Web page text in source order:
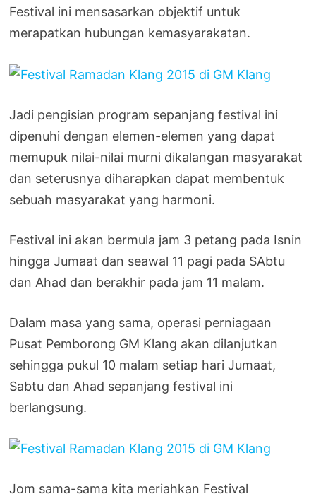
Festival ini mensasarkan objektif untuk
merapatkan hubungan kemasyarakatan.
Jadi pengisian program sepanjang festival ini
dipenuhi dengan elemen-elemen yang dapat
memupuk nilai-nilai murni dikalangan masyarakat
dan seterusnya diharapkan dapat membentuk
sebuah masyarakat yang harmoni.
Festival ini akan bermula jam 3 petang pada Isnin
hingga Jumaat dan seawal 11 pagi pada SAbtu
dan Ahad dan berakhir pada jam 11 malam.
Dalam masa yang sama, operasi perniagaan
Pusat Pemborong GM Klang akan dilanjutkan
sehingga pukul 10 malam setiap hari Jumaat,
Sabtu dan Ahad sepanjang festival ini
berlangsung.
Jom sama-sama kita meriahkan Festival